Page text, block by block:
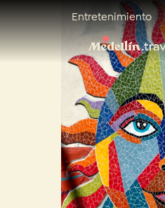
Entretenimiento